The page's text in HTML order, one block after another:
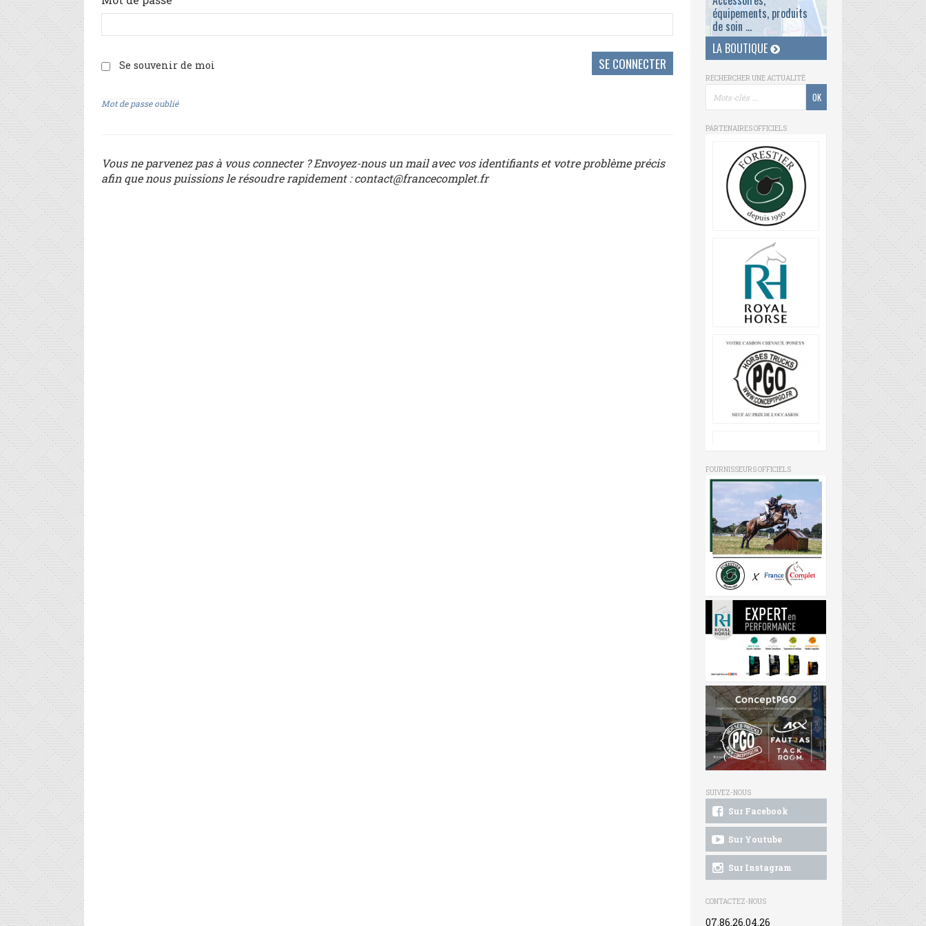
Se souvenir de moi
Mot de passe oublié
Vous ne parvenez pas à vous connecter ? Envoyez-nous un mail avec vos identifiants et votre problème précis
afin que nous puissions le résoudre rapidement : contact@francecomplet.fr
équipements, produits
de soin ...
LA BOUTIQUE
RECHERCHER UNE ACTUALITÉ
PARTENAIRES OFFICIELS
FOURNISSEURS OFFICIELS
SUIVEZ-NOUS
Sur Facebook
Sur Youtube
Sur Instagram
CONTACTEZ-NOUS
07.86.26.04.26